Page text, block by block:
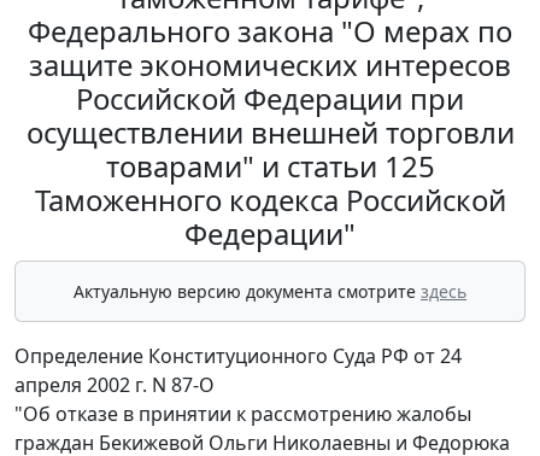
Федерального закона "О мерах по
защите экономических интересов
Российской Федерации при
осуществлении внешней торговли
товарами" и статьи 125
Таможенного кодекса Российской
Федерации"
Актуальную версию документа смотрите здесь
Определение Конституционного Суда РФ от 24
апреля 2002 г. N 87-О
"Об отказе в принятии к рассмотрению жалобы
граждан Бекижевой Ольги Николаевны и Федорюка